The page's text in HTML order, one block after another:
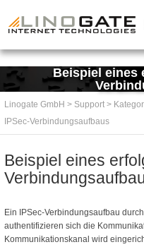
Beispiel eines
Linogate GmbH > Support >
IPSec-Verbindungsaufbaus
Beispiel eines
Ein IPSec-Verbindungsaufbau
authentifizieren sich die
Kommunikationskanal wird